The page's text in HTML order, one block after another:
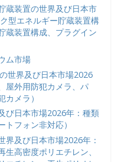
蔵装置の世界及び日本市
型エネルギー貯蔵装置構
蔵装置構成、プラグイン
ム市場
世界及び日本市場2026
屋外用防犯カメラ、パ
メラ）
び日本市場2026年：種類
フォン非対応）
界及び日本市場2026年：
高密度ポリエチレン、